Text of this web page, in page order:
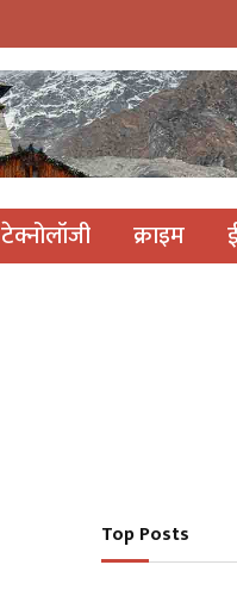
भारी बारिश
टेक्नोलॉजी क्राइम
Top Posts